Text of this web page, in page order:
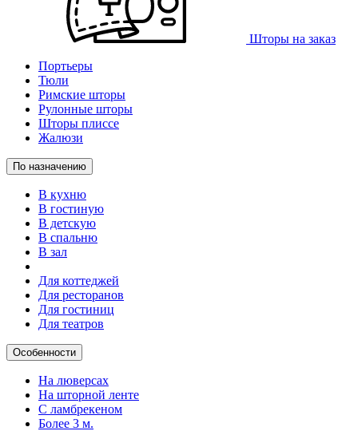
Шторы на заказ
Портьеры
Тюли
Римские шторы
Рулонные шторы
Шторы плиссе
Жалюзи
По назначению
В кухню
В гостиную
В детскую
В спальню
В зал
Для коттеджей
Для ресторанов
Для гостиниц
Для театров
Особенности
На люверсах
На шторной ленте
С ламбрекеном
Более 3 м.